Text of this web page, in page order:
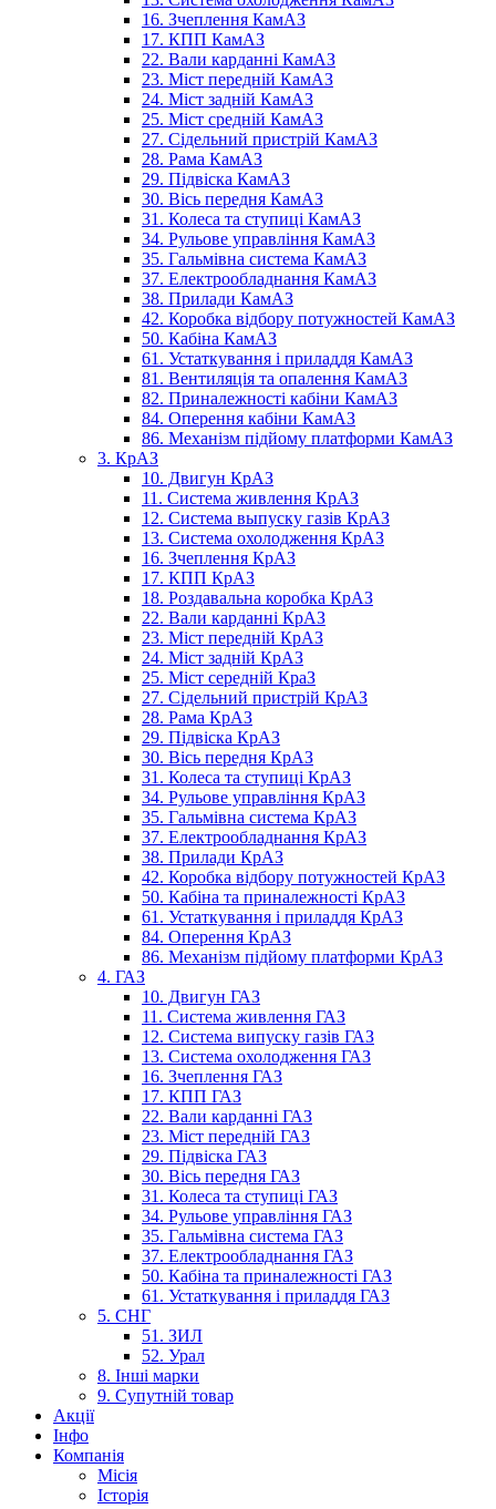
16. Зчеплення КамАЗ
17. КПП КамАЗ
22. Вали карданні КамАЗ
23. Міст передній КамАЗ
24. Міст задній КамАЗ
25. Міст средній КамАЗ
27. Сідельний пристрій КамАЗ
28. Рама КамАЗ
29. Підвіска КамАЗ
30. Вісь передня КамАЗ
31. Колеса та ступиці КамАЗ
34. Рульове управління КамАЗ
35. Гальмівна система КамАЗ
37. Електрообладнання КамАЗ
38. Прилади КамАЗ
42. Коробка відбору потужностей КамАЗ
50. Кабіна КамАЗ
61. Устаткування і приладдя КамАЗ
81. Вентиляція та опалення КамАЗ
82. Приналежності кабіни КамАЗ
84. Оперення кабіни КамАЗ
86. Механізм підйому платформи КамАЗ
3. КрАЗ
10. Двигун КрАЗ
11. Система живлення КрАЗ
12. Система выпуску газів КрАЗ
13. Система охолодження КрАЗ
16. Зчеплення КрАЗ
17. КПП КрАЗ
18. Роздавальна коробка КрАЗ
22. Вали карданні КрАЗ
23. Міст передній КрАЗ
24. Міст задній КрАЗ
25. Міст середній КраЗ
27. Сідельний пристрій КрАЗ
28. Рама КрАЗ
29. Підвіска КрАЗ
30. Вісь передня КрАЗ
31. Колеса та ступиці КрАЗ
34. Рульове управління КрАЗ
35. Гальмівна система КрАЗ
37. Електрообладнання КрАЗ
38. Прилади КрАЗ
42. Коробка відбору потужностей КрАЗ
50. Кабіна та приналежності КрАЗ
61. Устаткування і приладдя КрАЗ
84. Оперення КрАЗ
86. Механізм підйому платформи КрАЗ
4. ГАЗ
10. Двигун ГАЗ
11. Система живлення ГАЗ
12. Система випуску газів ГАЗ
13. Система охолодження ГАЗ
16. Зчеплення ГАЗ
17. КПП ГАЗ
22. Вали карданні ГАЗ
23. Міст передній ГАЗ
29. Підвіска ГАЗ
30. Вісь передня ГАЗ
31. Колеса та ступиці ГАЗ
34. Рульове управління ГАЗ
35. Гальмівна система ГАЗ
37. Електрообладнання ГАЗ
50. Кабіна та приналежності ГАЗ
61. Устаткування і приладдя ГАЗ
5. СНГ
51. ЗИЛ
52. Урал
8. Інші марки
9. Супутній товар
Акції
Інфо
Компанія
Місія
Історія